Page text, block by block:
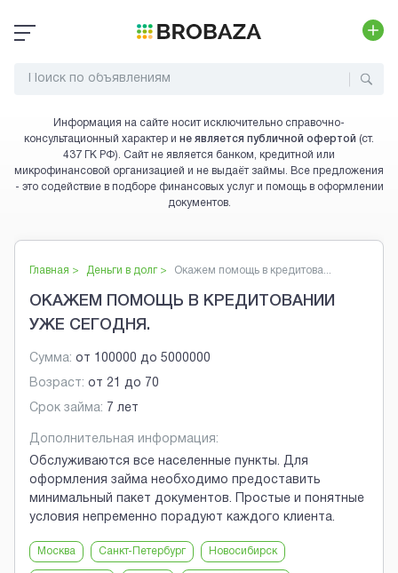
Информация на сайте носит исключительно справочно-
консультационный характер и не является публичной офертой (ст.
437 ГК РФ). Сайт не является банком, кредитной или
микрофинансовой организацией и не выдаёт займы. Все предложения
- это содействие в подборе финансовых услуг и помощь в оформлении
документов.
Главная > Деньги в долг> Окажем помощь в кредитова...
ОКАЖЕМ ПОМОЩЬ В КРЕДИТОВАНИИ
УЖЕ СЕГОДНЯ.
Сумма: от 100000 до 5000000
Возраст: от 21 до 70
Срок займа: 7 лет
Дополнительная информация:
Обслуживаются все населенные пункты. Для
оформления займа необходимо предоставить
минимальный пакет документов. Простые и понятные
условия непременно порадуют каждого клиента.
Москва Санкт-Петербург Новосибирск